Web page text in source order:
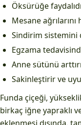
Öksürüğe
Mesane
Sindirim sistemini
Egzama
Anne sütünü
Sakinleştirir ve
Funda çiçeği,
birkaç iğne yapraklı